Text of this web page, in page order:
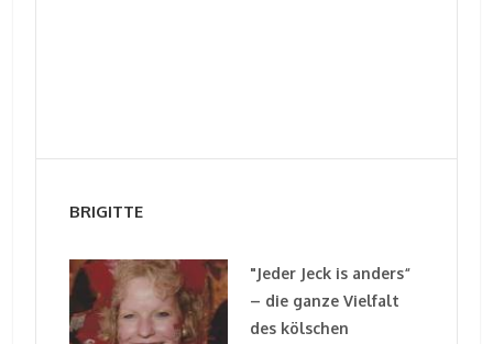
BRIGITTE
"Jeder Jeck is anders“
– die ganze Vielfalt
des kölschen